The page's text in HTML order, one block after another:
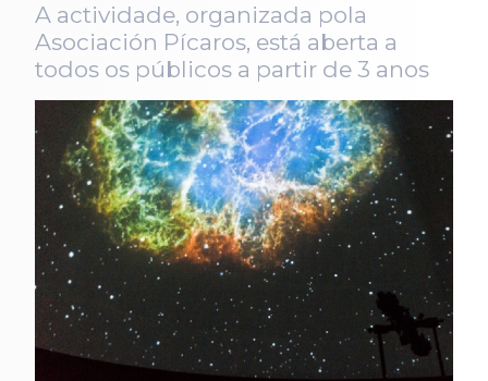
A actividade, organizada pola
Asociación Pícaros, está aberta a
todos os públicos a partir de 3 anos